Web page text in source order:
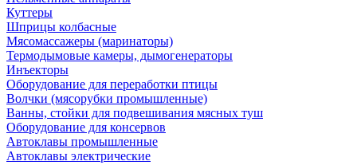
Куттеры
Шприцы колбасные
Мясомассажеры (маринаторы)
Термодымовые камеры, дымогенераторы
Инъекторы
Оборудование для переработки птицы
Волчки (мясорубки промышленные)
Ванны, стойки для подвешивания мясных туш
Оборудование для консервов
Автоклавы промышленные
Автоклавы электрические